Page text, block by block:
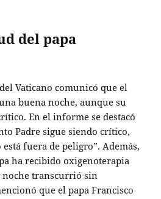
del papa
Vaticano comunicó que el
buena noche, aunque su
En el informe se destacó
Padre sigue siendo crítico,
fuera de peligro”. Además,
ha recibido oxigenoterapia
noche transcurrió sin
que el papa Francisco